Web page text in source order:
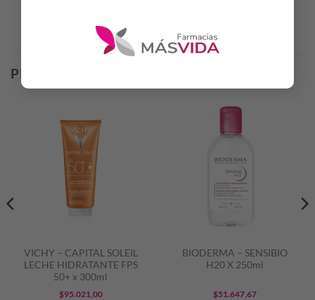
Productos Relacionados
PRODUCTOS RELACIONADOS
VICHY – CAPITAL SOLEIL
LECHE HIDRATANTE FPS
50+ x 300ml
$95.021,00
BIODERMA – SENSIBIO
H20 X 250ml
$51.647,67